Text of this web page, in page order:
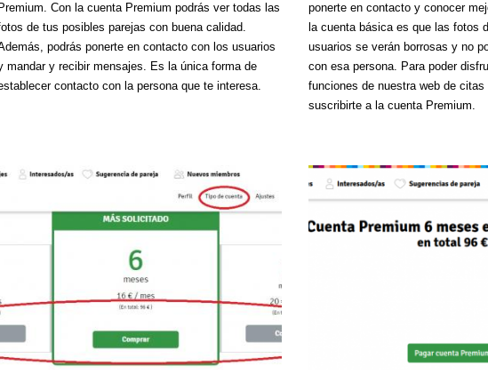
Premium. Con la cuenta Premium podrás ver todas las
de tus posibles parejas con buena calidad.
podrás ponerte en contacto con los usuarios
mandar y recibir mensajes. Es la única forma de
contacto con la persona que te interesa.
ponerte en contacto y conocer
la cuenta básica es que las fotos
usuarios se verán borrosas y no
con esa persona. Para poder
funciones de nuestra web de citas
suscribirte a la cuenta Premium.